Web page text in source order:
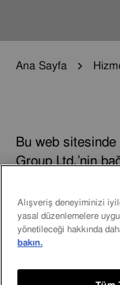
Ana Sayfa
Bu web
Group Ltd.’nin
merkezleri
Fakat, başka
Rado Servis
kapsamında
Alışveriş deneyiminizi
yasal düzenlemelere
yönetileceği hakkında
bakın.